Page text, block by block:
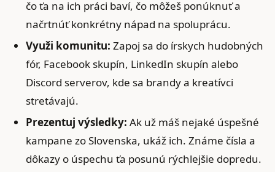
čo ťa na ich práci baví, čo môžeš ponúknuť a
načrtnúť konkrétny nápad na spoluprácu.
Využi komunitu: Zapoj sa do írskych hudobných
fór, Facebook skupín, LinkedIn skupín alebo
Discord serverov, kde sa brandy a kreatívci
stretávajú.
Prezentuj výsledky: Ak už máš nejaké úspešné
kampane zo Slovenska, ukáž ich. Známe čísla a
dôkazy o úspechu ťa posunú rýchlejšie dopredu.